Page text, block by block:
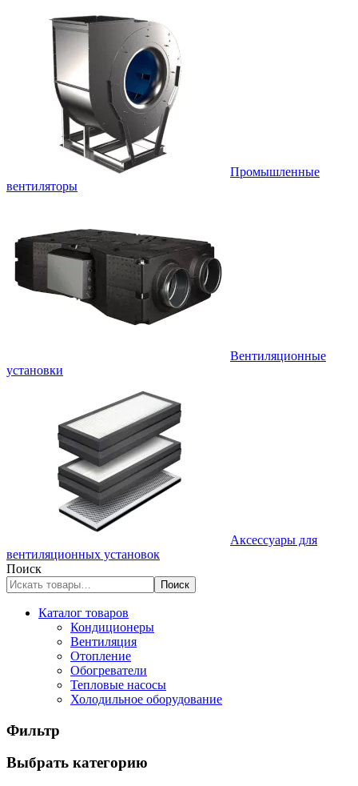
Промышленные
вентиляторы
Вентиляционные
установки
Аксессуары для
вентиляционных установок
Поиск
Поиск
Каталог товаров
Кондиционеры
Вентиляция
Отопление
Обогреватели
Тепловые насосы
Холодильное оборудование
Фильтр
Выбрать категорию